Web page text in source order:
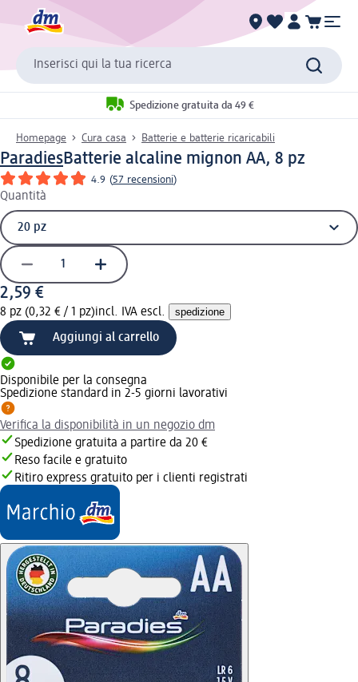
Inserisci qui la tua ricerca
Spedizione gratuita da 49 €
Homepage Cura casa Batterie e batterie ricaricabili
ParadiesBatterie alcaline mignon AA, 8 pz
4.9 (57 recensioni)
Quantità
2,59 €
8 pz (0,32 € / 1 pz)incl. IVA escl. spedizione
Aggiungi al carrello
Disponibile per la consegna
Spedizione standard in 2-5 giorni lavorativi
Verifica la disponibilità in un negozio dm
Spedizione gratuita a partire da 20 €
Reso facile e gratuito
Ritiro express gratuito per i clienti registrati